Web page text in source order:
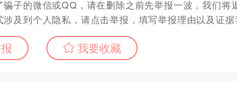
骗子的微信或QQ，请在删除之前先举报一波，我们将
及到个人隐私，请点击举报，填写举报理由以及证据
我要收藏